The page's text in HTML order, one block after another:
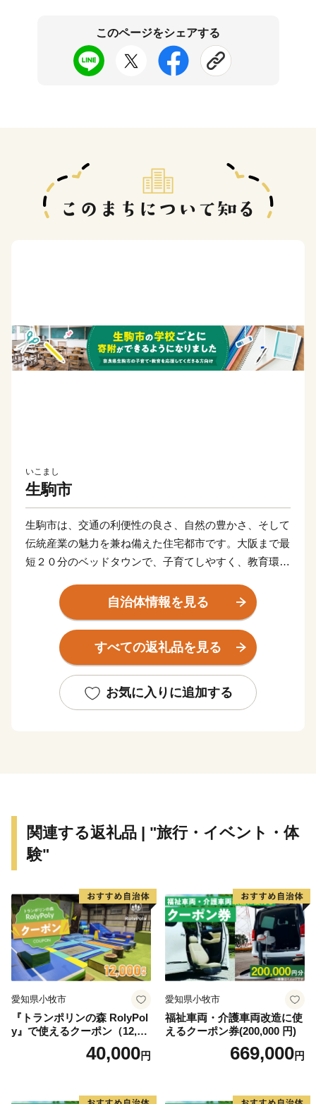
このページをシェアする
いこまし
生駒市
生駒市は、交通の利便性の良さ、自然の豊かさ、そして
伝統産業の魅力を兼ね備えた住宅都市です。大阪まで最
短２０分のベッドタウンで、子育てしやすく、教育環境
ふるさと生駒応援寄附を通じて、子どもたちの成長を見
守りながら共に育ち続けるまち、生駒をぜひ応援してく
ださい。
自治体情報を見る
すべての返礼品を見る
お気に入りに追加する
関連する返礼品 | "旅行・イベント・体
験"
愛知県小牧市
『トランポリンの森 RolyPol
y』で使えるクーポン（12,00
40,000円
愛知県小牧市
福祉車両・介護車両改造に使
えるクーポン券(200,000 円)
669,000円